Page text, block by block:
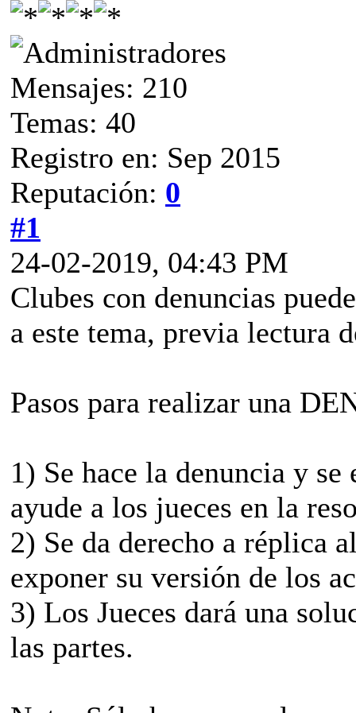
Mensajes: 210
Temas: 40
Registro en: Sep 2015
Reputación: 0
#1
24-02-2019, 04:43 PM
Clubes con denuncias
a este tema, previa lectura
Pasos para realizar una
1) Se hace la denuncia y
ayude a los jueces en la
2) Se da derecho a réplica
exponer su versión de los
3) Los Jueces dará una
las partes.